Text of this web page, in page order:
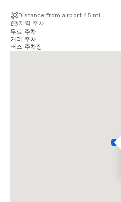
Distance from airport 45 mi
지역 주차
무료 주차
거리 주차
버스 주차장